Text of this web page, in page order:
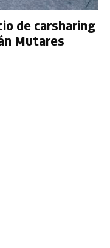
de carsharing
Mutares